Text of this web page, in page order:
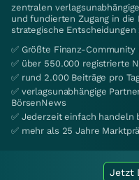
zentralen
und fundierten Zugang in
strategische
✅ Größte Finanz-Community
✅ über 550.000 registrierte
✅ rund 2.000 Beiträge pro
✅ verlagsunabhängige
BörsenNews
✅ Jederzeit einfach handeln
✅ mehr als 25 Jahre
Jetzt